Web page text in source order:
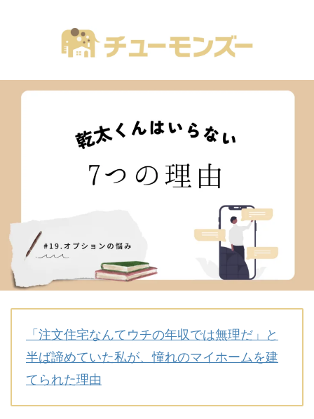
「注文住宅なんてウチの年収では無理だ」と
半ば諦めていた私が、憧れのマイホームを建
てられた理由